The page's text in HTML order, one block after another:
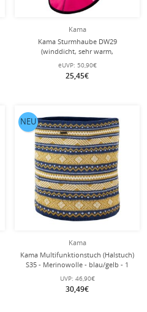
Kama
Kama Sturmhaube DW29
(winddicht, sehr warm,
atmungsaktiv) - pink - 1 Stück
eUVP: 50,90€
25,45€
Kama
Kama Multifunktionstuch (Halstuch)
S35 - Merinowolle - blau/gelb - 1
Stück
UVP: 46,90€
30,49€
NEU